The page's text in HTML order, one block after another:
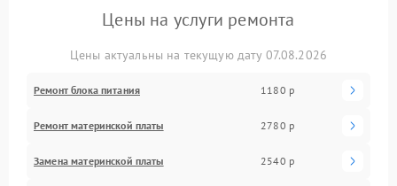
Цены на услуги ремонта
Цены актуальны на текущую дату 07.08.2026
Ремонт блока питания 1180 р
Ремонт материнской платы 2780 р
Замена материнской платы 2540 р